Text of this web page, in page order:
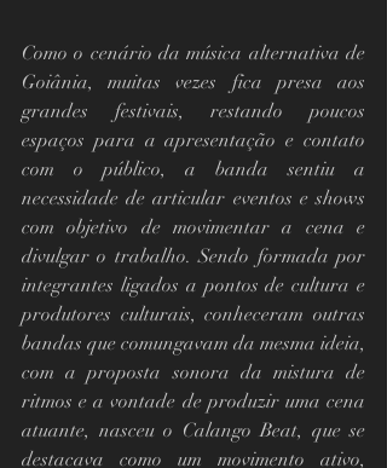
Como o cenário da música alternativa de
Goiânia, muitas vezes fica presa aos
grandes festivais, restando poucos
espaços para a apresentação e contato
com o público, a banda sentiu a
necessidade de articular eventos e shows
com objetivo de movimentar a cena e
divulgar o trabalho. Sendo formada por
integrantes ligados a pontos de cultura e
produtores culturais, conheceram outras
bandas que comungavam da mesma ideia,
com a proposta sonora da mistura de
ritmos e a vontade de produzir uma cena
atuante, nasceu o Calango Beat, que se
destacava como um movimento ativo,